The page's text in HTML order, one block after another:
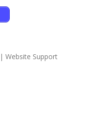
| Website Support